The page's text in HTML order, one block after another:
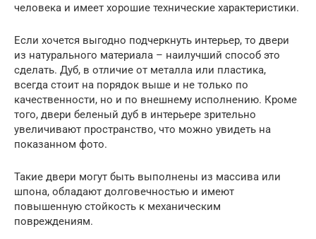
человека и имеет хорошие технические характеристики.
Если хочется выгодно подчеркнуть интерьер, то двери
из натурального материала – наилучший способ это
сделать. Дуб, в отличие от металла или пластика,
всегда стоит на порядок выше и не только по
качественности, но и по внешнему исполнению. Кроме
того, двери беленый дуб в интерьере зрительно
увеличивают пространство, что можно увидеть на
показанном фото.
Такие двери могут быть выполнены из массива или
шпона, обладают долговечностью и имеют
повышенную стойкость к механическим
повреждениям.